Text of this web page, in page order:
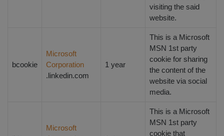
visiting the said
website.
bcookie
Microsoft
Corporation
.linkedin.com
1 year
This is a Microsoft
MSN 1st party
cookie for sharing
the content of the
website via social
media.
Microsoft
This is a Microsoft
MSN 1st party
cookie that